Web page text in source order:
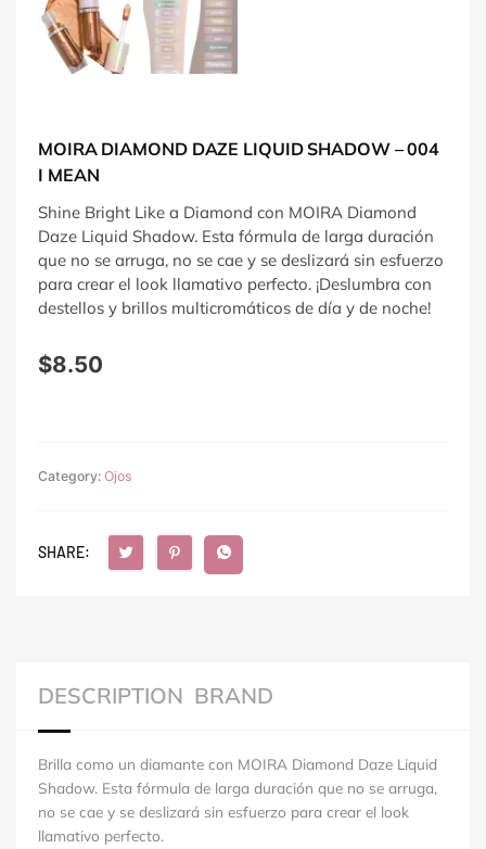
MOIRA DIAMOND DAZE LIQUID SHADOW – 004
I MEAN
Shine Bright Like a Diamond con MOIRA Diamond
Daze Liquid Shadow. Esta fórmula de larga duración
que no se arruga, no se cae y se deslizará sin esfuerzo
para crear el look llamativo perfecto. ¡Deslumbra con
destellos y brillos multicromáticos de día y de noche!
$8.50
Category: Ojos
SHARE:
DESCRIPTION BRAND
Brilla como un diamante con MOIRA Diamond Daze Liquid
Shadow. Esta fórmula de larga duración que no se arruga,
no se cae y se deslizará sin esfuerzo para crear el look
llamativo perfecto.